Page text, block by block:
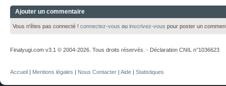
Ajouter un commentaire
Vous n'êtes pas connecté ! connectez-vous ou inscrivez-vous pour poster un
Finalyugi.com v3.1 © 2004-2026. Tous droits réservés. - Déclaration CNIL n°1036623
Accueil | Mentions légales | Nous Contacter | Aide | Statistiques